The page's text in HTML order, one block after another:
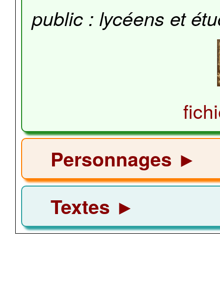
public : lycéens et
Personnages ►
Textes ►